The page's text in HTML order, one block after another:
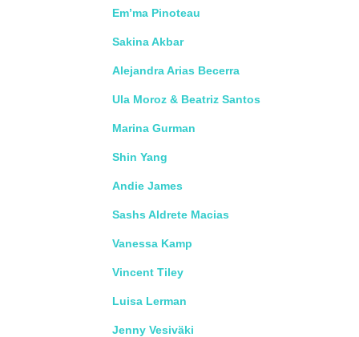
Em’ma Pinoteau
Sakina Akbar
Alejandra Arias Becerra
Ula Moroz & Beatriz Santos
Marina Gurman
Shin Yang
Andie James
Sashs Aldrete Macias
Vanessa Kamp
Vincent Tiley
Luisa Lerman
Jenny Vesiväki